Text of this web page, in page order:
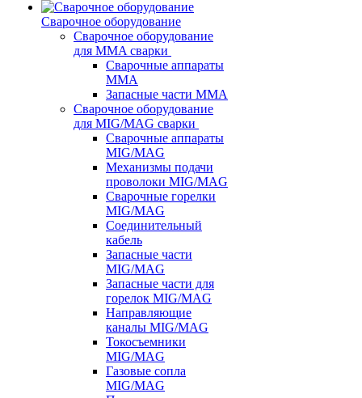
Сварочное оборудование
Сварочное оборудование
для MMA сварки
Сварочные аппараты
MMA
Запасные части MMA
Сварочное оборудование
для MIG/MAG сварки
Сварочные аппараты
MIG/MAG
Механизмы подачи
проволоки MIG/MAG
Сварочные горелки
MIG/MAG
Соединительный
кабель
Запасные части
MIG/MAG
Запасные части для
горелок MIG/MAG
Направляющие
каналы MIG/MAG
Токосъемники
MIG/MAG
Газовые сопла
MIG/MAG